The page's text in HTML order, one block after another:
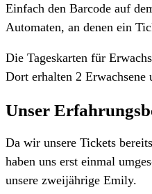
Einfach den Barcode auf
Automaten, an denen ein
Die Tageskarten für
Dort erhalten 2
Unser
Da wir unsere Tickets
haben uns erst einmal
unsere zweijährige Emily.